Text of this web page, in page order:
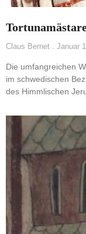
Claus Bernet Januar
Die umfangreichen
im schwedischen
des Himmlischen